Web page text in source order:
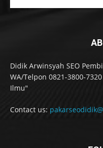
Didik Arwinsyah SEO
WA/Telpon 0821-3800-
Ilmu"
Contact us: